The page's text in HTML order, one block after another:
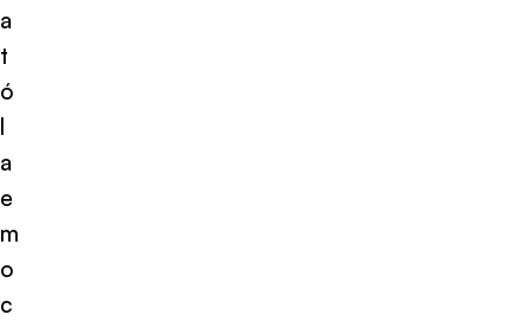
a
t
ó
l
a
e
m
o
c